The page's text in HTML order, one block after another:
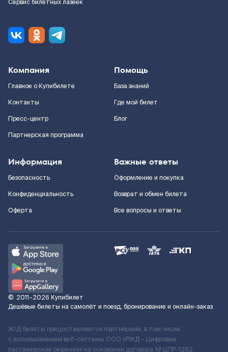
Сервис билетных лазеек
Компания
Главное о Купибилете
Контакты
Пресс-центр
Партнерская программа
Помощь
База знаний
Где мой билет
Блог
Информация
Безопасность
Конфиденциальность
Оферта
Важные ответы
Оформление и покупка
Возврат и обмен билета
Все вопросы и ответы
© 2011–2026 Купибилет
Дешёвые билеты на самолёт и поезд, бронирование и онлайн-заказ
Ж/Д билеты предоставляются партнёрами, в том числе
с использованием веб-системы ООО «РЖД – Цифровые
пассажирские решения» на основании договора № ЦПР-1282